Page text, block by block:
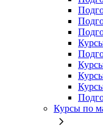
Курсы по